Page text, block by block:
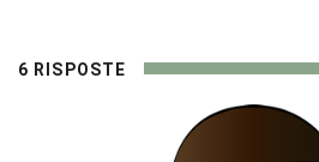
6 RISPOSTE